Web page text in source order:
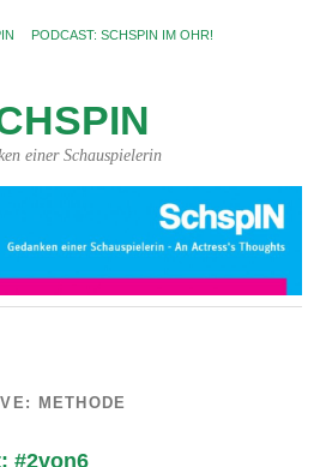
PODCAST: SCHSPIN IM OHR!
einer Schauspielerin
METHODE
#2von6